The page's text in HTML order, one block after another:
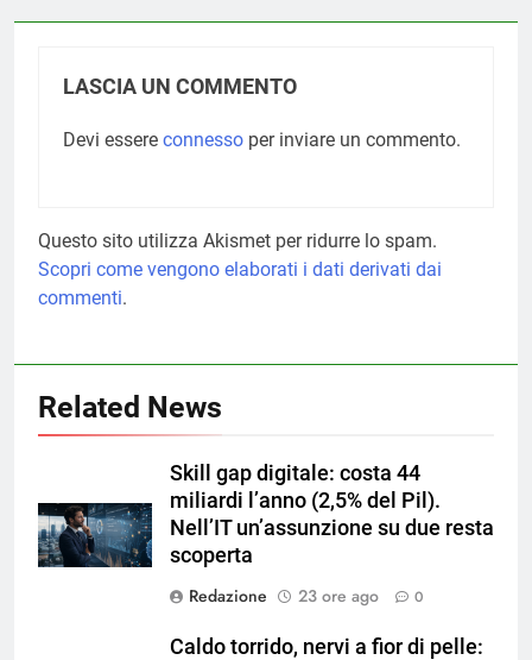
LASCIA UN COMMENTO
Devi essere connesso per inviare un commento.
Questo sito utilizza Akismet per ridurre lo spam.
Scopri come vengono elaborati i dati derivati dai
commenti.
Related News
Skill gap digitale: costa 44
miliardi l’anno (2,5% del Pil).
Nell’IT un’assunzione su due resta
scoperta
Redazione
23 ore ago 0
Caldo torrido, nervi a fior di pelle: